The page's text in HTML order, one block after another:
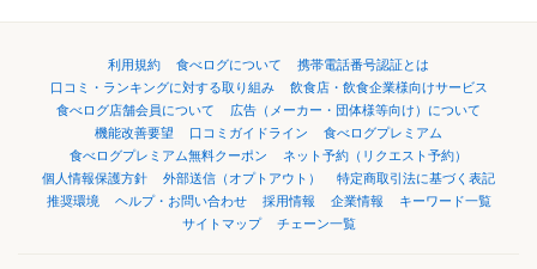
利用規約 食べログについて
携帯電話番号認証とは
口コミ・ランキングに対する取り組み
飲食店・飲食企業様向けサービス
食べログ店舗会員について
広告（メーカー・団体様等向け）について
機能改善要望
口コミガイドライン
食べログプレミアム
食べログプレミアム無料クーポン
ネット予約（リクエスト予約）
個人情報保護方針
外部送信（オプトアウト）
特定商取引法に基づく表記
推奨環境
ヘルプ・お問い合わせ 採用情報 企業情報
キーワード一覧
サイトマップ
チェーン一覧